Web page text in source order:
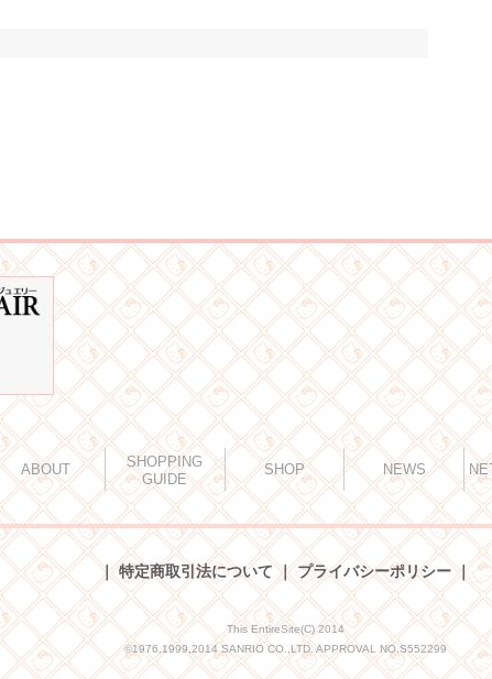
ABOUT
SHOPPING
GUIDE
SHOP NEWS
｜特定商取引法について｜プライバシーポリシー｜
This EntireSite(C) 2014
©1976,1999,2014 SANRIO CO.,LTD. APPROVAL NO.S552299